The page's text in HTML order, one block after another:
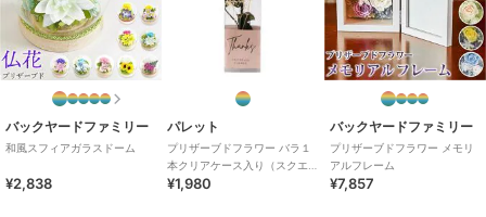
バックヤードファミリー
和風スフィアガラスドーム
¥2,838
パレット
プリザーブドフラワー バラ１
本クリアケース入り（スクエ
ア）ブライトピンク
¥1,980
バックヤードファミリー
プリザーブドフラワー メモリ
アルフレーム
¥7,857